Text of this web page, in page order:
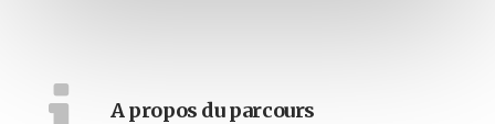
A propos du parcours